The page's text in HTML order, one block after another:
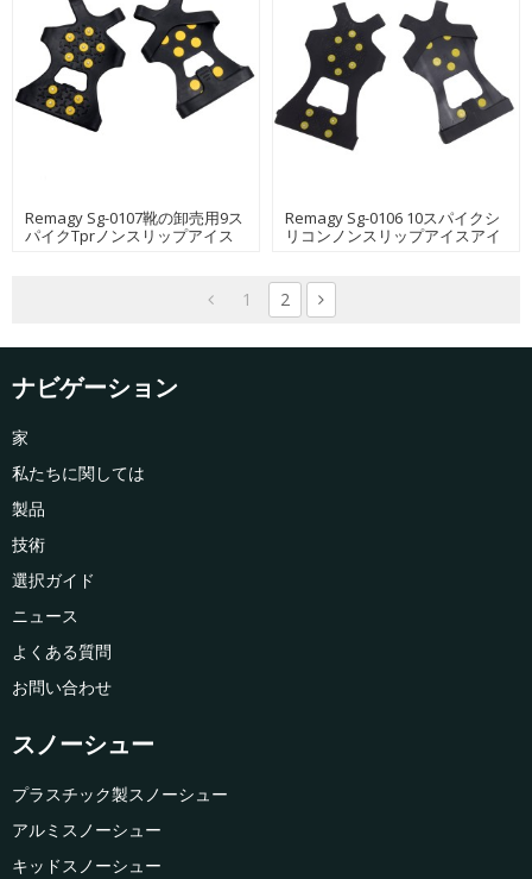
Remagy Sg-0107靴の卸売用9ス
パイクTprノンスリップアイス
Remagy Sg-0106 10スパイクシ
リコンノンスリップアイスアイ
1 2
ナビゲーション
家
私たちに関しては
製品
技術
選択ガイド
ニュース
よくある質問
お問い合わせ
スノーシュー
プラスチック製スノーシュー
アルミスノーシュー
キッドスノーシュー